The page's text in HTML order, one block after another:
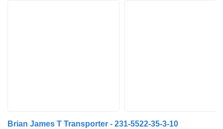
Brian James T Transporter - 231-5522-35-3-10